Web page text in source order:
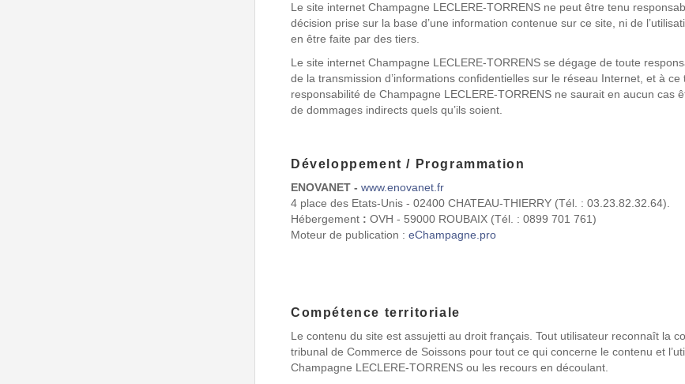
Le site internet Champagne LECLERE-TORRENS ne peut être tenu
décision prise sur la base d’une information contenue sur ce site, ni de
en être faite par des tiers.
Le site internet Champagne LECLERE-TORRENS se dégage de toute
de la transmission d’informations confidentielles sur le réseau Internet, et à ce
responsabilité de Champagne LECLERE-TORRENS ne saurait en aucun cas
de dommages indirects quels qu’ils soient.
Développement / Programmation
ENOVANET - www.enovanet.fr
4 place des Etats-Unis - 02400 CHATEAU-THIERRY (Tél. : 03.23.82.32.64).
Hébergement : OVH - 59000 ROUBAIX (Tél. : 0899 701 761)
Moteur de publication : eChampagne.pro
Compétence territoriale
Le contenu du site est assujetti au droit français. Tout utilisateur reconnaît la
tribunal de Commerce de Soissons pour tout ce qui concerne le contenu et
Champagne LECLERE-TORRENS ou les recours en découlant.